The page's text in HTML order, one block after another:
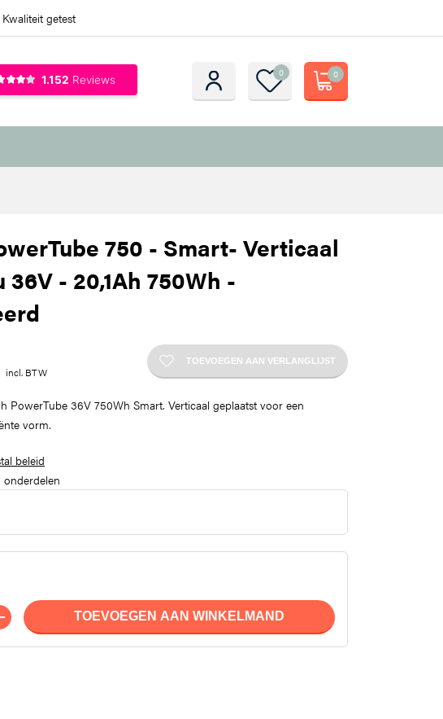
Kwaliteit getest
0 0
750 - Smart- Verticaal
- 20,1Ah 750Wh -
incl. BTW
TOEVOEGEN AAN VERLANGLIJST
PowerTube 36V 750Wh Smart. Verticaal geplaatst voor een
vorm.
beleid
onderdelen
TOEVOEGEN AAN WINKELMAND